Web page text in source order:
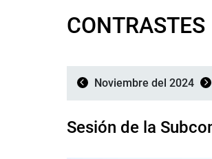
CONTRASTES
Noviembre del 2024
Sesión de la